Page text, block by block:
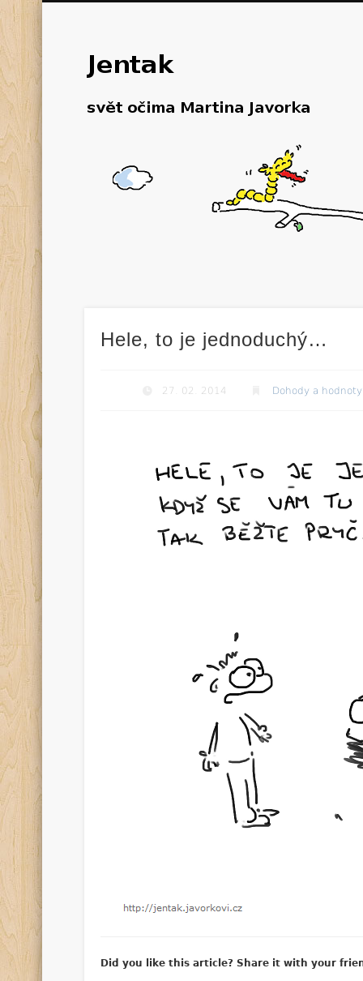
Hele, to je jednoduchý…
27. 02. 2014 Dohody a hodnoty
Did you like this article? Share it with your